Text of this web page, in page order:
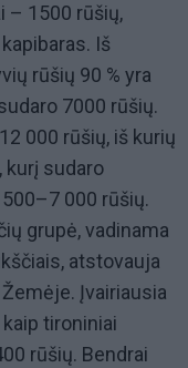
– 1500 rūšių,
Iš
rūšių 90 % yra
7000 rūšių.
000 rūšių, iš kurių
kurį sudaro
000 rūšių.
grupė, vadinama
atstovauja
Įvairiausia
tironiniai
rūšių. Bendrai